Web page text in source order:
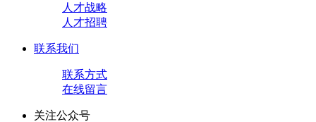
人才战略
人才招聘
联系我们
联系方式
在线留言
关注公众号